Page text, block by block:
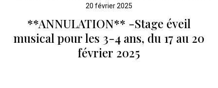
20 février 2025
**ANNULATION** -Stage éveil
musical pour les 3-4 ans, du 17 au 20
février 2025